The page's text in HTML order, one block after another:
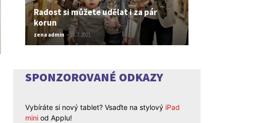
Radost si můžete udělat i za pár
korun
zena admin - 18.7.2021
SPONZOROVANÉ ODKAZY
Vybíráte si nový tablet? Vsaďte na stylový iPad
mini od Applu!